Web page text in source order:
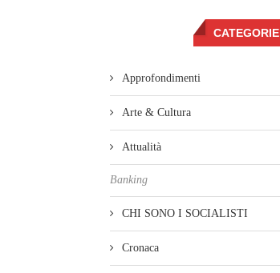
CATEGORIE
Approfondimenti
Arte & Cultura
Attualità
Banking
CHI SONO I SOCIALISTI
Cronaca